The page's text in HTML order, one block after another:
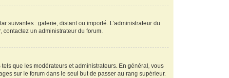
suivantes : galerie, distant ou importé. L’administrateur du
contactez un administrateur du forum.
que les modérateurs et administrateurs. En général, vous
sur le forum dans le seul but de passer au rang supérieur.